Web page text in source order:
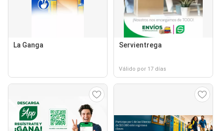
La Ganga Servientrega
Válido por 17 días